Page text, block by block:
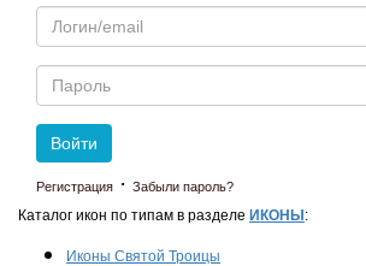
Email
Пароль
Войти
Регистрация · Забыли пароль?
Каталог икон по типам в разделе ИКОНЫ :
Иконы Святой Троицы